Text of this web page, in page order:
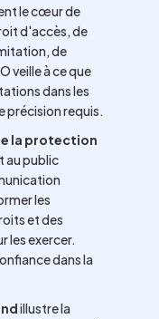
le cœur de
d'accès, de
de
veille à ce que
dans les
précision requis.
la protection
au public
les
et des
les exercer.
dans la
illustre la